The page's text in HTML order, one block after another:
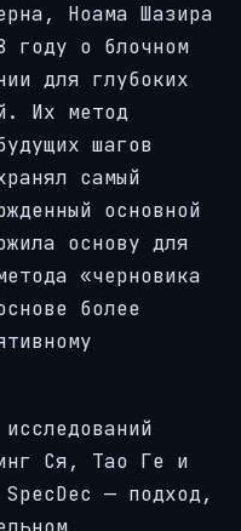
Ноама Шазира
году о блочном
для глубоких
Их метод
шагов
самый
основной
основу для
«черновика
более
Ся, Тао Ге и
— подход,